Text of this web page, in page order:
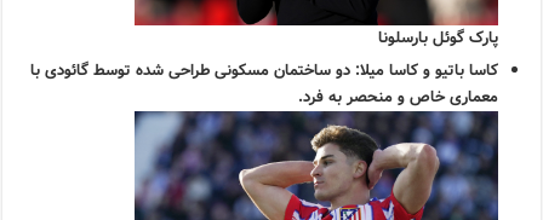
پارک گوئل بارسلونا
کاسا باتیو و کاسا میلا: دو ساختمان مسکونی طراحی شده توسط گائودی با
معماری خاص و منحصر به فرد.